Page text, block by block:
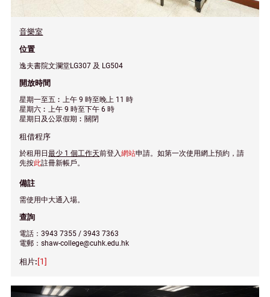
音樂室
位置
逸夫書院文瀾堂LG307 及 LG504
開放時間
星期一至五︰上午 9 時至晚上 11 時
星期六︰上午 9 時至下午 6 時
星期日及公眾假期︰關閉
租借程序
於租用日最少 1 個工作天前登入網站申請。如第一次使用網上預約，請
先按此註冊新帳戶。
備註
需使用中大通入場。
查詢
電話：3943 7355 / 3943 7363
電郵：shaw-college@cuhk.edu.hk
[1]